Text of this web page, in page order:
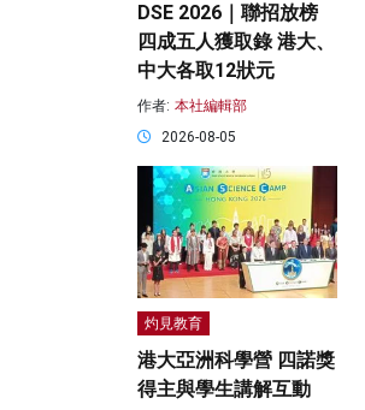
DSE 2026｜聯招放榜
四成五人獲取錄 港大、
中大各取12狀元
作者: 本社編輯部
2026-08-05
灼見教育
港大亞洲科學營 四諾獎
得主與學生講解互動